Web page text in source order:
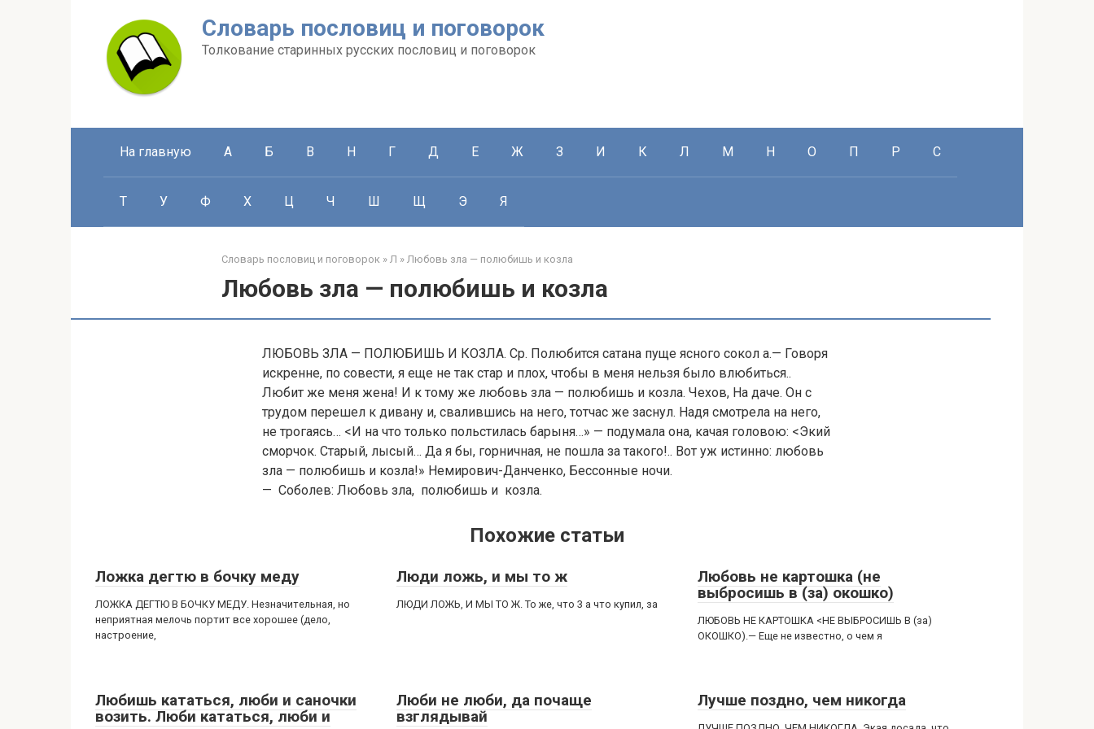
Словарь пословиц и поговорок
Толкование старинных русских пословиц и поговорок
На главную А Б В Н Г Д Е Ж З И К Л М Н О П Р С
Т У Ф Х Ц Ч Ш Щ Э Я
Словарь пословиц и поговорок » Л » Любовь зла — полюбишь и козла
Любовь зла — полюбишь и козла
ЛЮБОВЬ ЗЛА — ПОЛЮБИШЬ И КОЗЛА. Ср. Полюбится сатана пуще ясного сокол а.— Говоря
искренне, по совести, я еще не так стар и плох, чтобы в меня нельзя было влюбиться..
Любит же меня жена! И к тому же любовь зла — полюбишь и козла. Чехов, На даче. Он с
трудом перешел к дивану и, свалившись на него, тотчас же заснул. Надя смотрела на него,
не трогаясь… <И на что только польстилась барыня…» — подумала она, качая головою: <Экий
сморчок. Старый, лысый… Да я бы, горничная, не пошла за такого!.. Вот уж истинно: любовь
зла — полюбишь и козла!» Немирович-Данченко, Бессонные ночи.
— Соболев: Любовь зла, полюбишь и козла.
Похожие статьи
Ложка дегтю в бочку меду
ЛОЖКА ДЕГТЮ В БОЧКУ МЕДУ. Незначительная, но
неприятная мелочь портит все хорошее (дело,
настроение,
Люди ложь, и мы то ж
ЛЮДИ ЛОЖЬ, И МЫ ТО Ж. То же, что 3 а что купил, за
Любовь не картошка (не
выбросишь в (за) окошко)
ЛЮБОВЬ НЕ КАРТОШКА <НЕ ВЫБРОСИШЬ В (за)
ОКОШКО).— Еще не известно, о чем я
Любишь кататься, люби и саночки
возить. Люби кататься, люби и
Люби не люби, да почаще
взглядывай
Лучше поздно, чем никогда